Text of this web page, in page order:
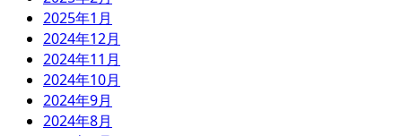
2025年1月
2024年12月
2024年11月
2024年10月
2024年9月
2024年8月